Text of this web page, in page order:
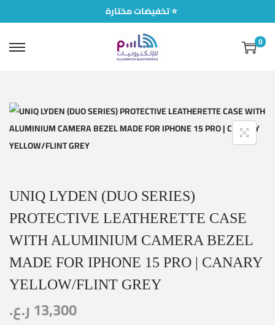
تخفيضات مختارة ⭐
0
UNIQ LYDEN (DUO SERIES)
PROTECTIVE LEATHERETTE CASE
WITH ALUMINIUM CAMERA BEZEL
MADE FOR IPHONE 15 PRO | CANARY
YELLOW/FLINT GREY
13,300 ر.ع.